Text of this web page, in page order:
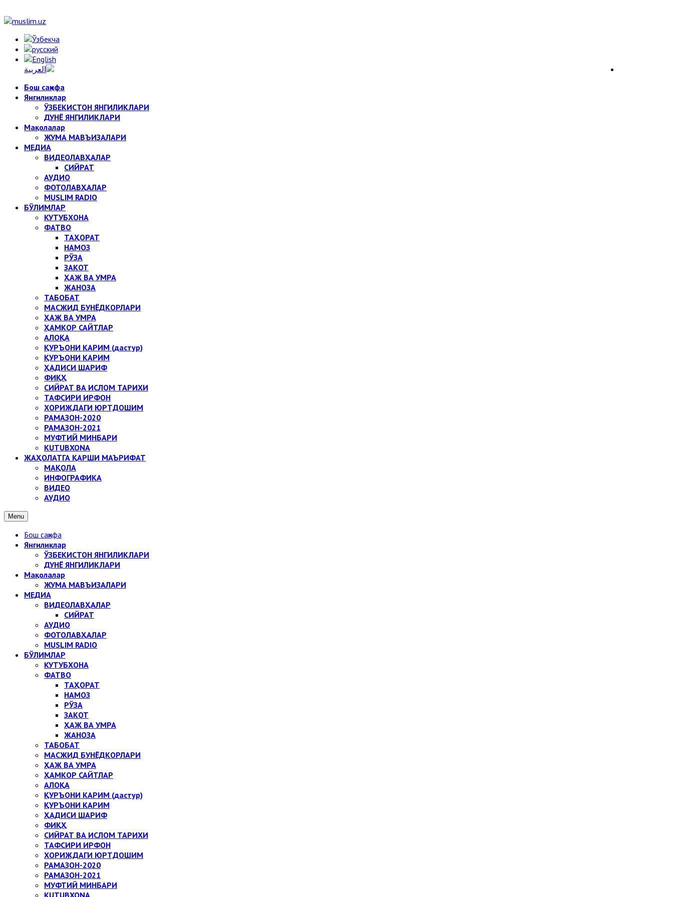
Бош саҳифа
Янгиликлар
ЎЗБЕКИСТОН ЯНГИЛИКЛАРИ
ДУНЁ ЯНГИЛИКЛАРИ
Мақолалар
ЖУМА МАВЪИЗАЛАРИ
МЕДИА
ВИДЕОЛАВҲАЛАР
СИЙРАТ
АУДИО
ФОТОЛАВҲАЛАР
MUSLIM RADIO
БЎЛИМЛАР
КУТУБХОНА
ФАТВО
ТАҲОРАТ
НАМОЗ
РЎЗА
ЗАКОТ
ҲАЖ ВА УМРА
ЖАНОЗА
ТАБОБАТ
МАСЖИД БУНЁДКОРЛАРИ
ҲАЖ ВА УМРА
ҲАМКОР САЙТЛАР
АЛОҚА
ҚУРЪОНИ КАРИМ (дастур)
ҚУРЪОНИ КАРИМ
ҲАДИСИ ШАРИФ
ФИҚҲ
СИЙРАТ ВА ИСЛОМ ТАРИХИ
ТАФСИРИ ИРФОН
ХОРИЖДАГИ ЮРТДОШИМ
РАМАЗОН-2020
РАМАЗОН-2021
МУФТИЙ МИНБАРИ
KUTUBXONA
ЖАҲОЛАТГА ҚАРШИ МАЪРИФАТ
МАҚОЛА
ИНФОГРАФИКА
ВИДЕО
АУДИО
Menu
Бош саҳифа
Янгиликлар
ЎЗБЕКИСТОН ЯНГИЛИКЛАРИ
ДУНЁ ЯНГИЛИКЛАРИ
Мақолалар
ЖУМА МАВЪИЗАЛАРИ
МЕДИА
ВИДЕОЛАВҲАЛАР
СИЙРАТ
АУДИО
ФОТОЛАВҲАЛАР
MUSLIM RADIO
БЎЛИМЛАР
КУТУБХОНА
ФАТВО
ТАҲОРАТ
НАМОЗ
РЎЗА
ЗАКОТ
ҲАЖ ВА УМРА
ЖАНОЗА
ТАБОБАТ
МАСЖИД БУНЁДКОРЛАРИ
ҲАЖ ВА УМРА
ҲАМКОР САЙТЛАР
АЛОҚА
ҚУРЪОНИ КАРИМ (дастур)
ҚУРЪОНИ КАРИМ
ҲАДИСИ ШАРИФ
ФИҚҲ
СИЙРАТ ВА ИСЛОМ ТАРИХИ
ТАФСИРИ ИРФОН
ХОРИЖДАГИ ЮРТДОШИМ
РАМАЗОН-2020
РАМАЗОН-2021
МУФТИЙ МИНБАРИ
KUTUBXONA